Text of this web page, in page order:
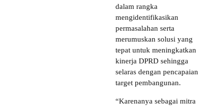
dalam rangka
mengidentifikasikan
permasalahan serta
merumuskan solusi yang
tepat untuk meningkatkan
kinerja DPRD sehingga
selaras dengan pencapaian
target pembangunan.
“Karenanya sebagai mitra